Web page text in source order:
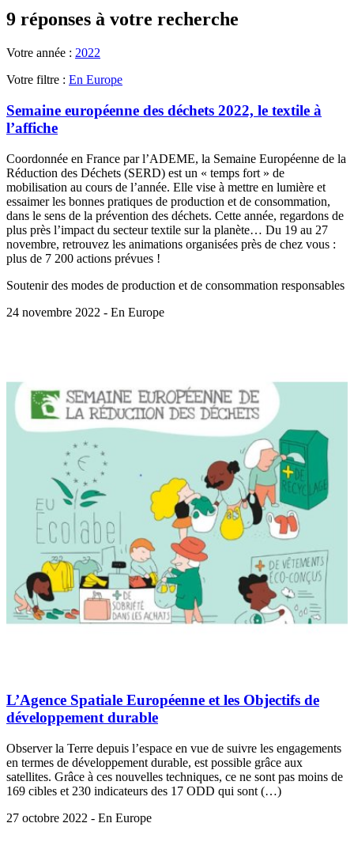
9 réponses à votre recherche
Votre année : 2022
Votre filtre : En Europe
Semaine européenne des déchets 2022, le textile à
l’affiche
Coordonnée en France par l’ADEME, la Semaine Européenne de la
Réduction des Déchets (SERD) est un « temps fort » de
mobilisation au cours de l’année. Elle vise à mettre en lumière et
essaimer les bonnes pratiques de production et de consommation,
dans le sens de la prévention des déchets. Cette année, regardons de
plus près l’impact du secteur textile sur la planète… Du 19 au 27
novembre, retrouvez les animations organisées près de chez vous :
plus de 7 200 actions prévues !
Soutenir des modes de production et de consommation responsables
24 novembre 2022 - En Europe
L’Agence Spatiale Européenne et les Objectifs de
développement durable
Observer la Terre depuis l’espace en vue de suivre les engagements
en termes de développement durable, est possible grâce aux
satellites. Grâce à ces nouvelles techniques, ce ne sont pas moins de
169 cibles et 230 indicateurs des 17 ODD qui sont (…)
27 octobre 2022 - En Europe